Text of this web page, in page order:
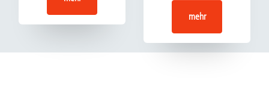
Fahrerlaubnis, Dauer der Fahrzeugnutzung sowie
mehr